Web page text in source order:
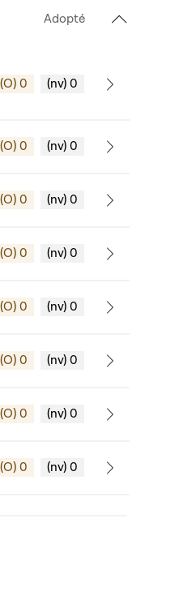
Adopté
(O) 0 (nv) 0
(O) 0 (nv) 0
(O) 0 (nv) 0
(O) 0 (nv) 0
(O) 0 (nv) 0
(O) 0 (nv) 0
(O) 0 (nv) 0
(O) 0 (nv) 0